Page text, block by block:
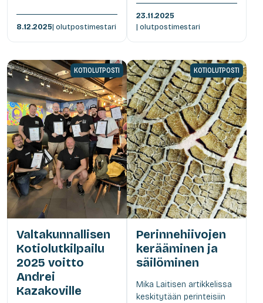
8.12.2025| olutpostimestari
23.11.2025
| olutpostimestari
KOTIOLUTPOSTI
Valtakunnallisen
Kotiolutkilpailu
2025 voitto
Andrei
Kazakoville
KOTIOLUTPOSTI
Perinnehiivojen
kerääminen ja
säilöminen
Mika Laitisen artikkelissa
keskitytään perinteisiin